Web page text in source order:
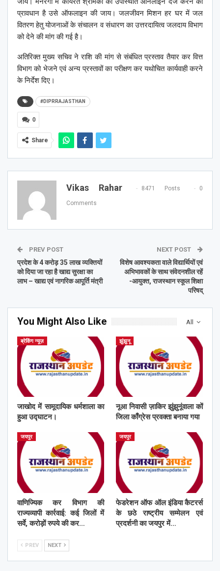
प्रावधान है उसे ऑफलाइन की जाय। जलजीवन मिशन हर घर में जल
वितरण हेतु योजनाओं के संचालन व संधारण का उत्तरदायित्व जलदाय विभाग
को देने की मांग की गई है।
अतिरिक्त मुख्य सचिव ने राशि की मांग से संबंधित प्रस्ताव तैयार कर वित्त
विभाग को भेजने एवं अन्य प्रस्तावों का परीक्षण कर यथोचित कार्यवाही करने
के निर्देश दिए।
#DIPRRAJASTHAN
0
Share
Vikas Rahar 8471 Posts 0
Comments
PREV POST
प्रदेश के 4 करोड़ 35 लाख व्यक्तियों
को दिया जा रहा है खाद्य सुरक्षा का
लाभ – खाद्य एवं नागरिक आपूर्ति मंत्री
NEXT POST
विशेष आवश्यकता वाले विद्यार्थियों एवं
अभिभावकों के साथ संवेदनशील रहें
-आयुक्त, राजस्थान स्कूल शिक्षा
परिषद्
All
You Might Also Like
ब्रेकिंग न्यूज़
जाखोद में सामूदायिक धर्मशाला का
हुआ उद्घाटन।
झुंझुनू
नूआ निवासी ज़ाकिर झुंझुनूंवाला कों
जिला काँग्रेस प्रवक्ता बनाया गया
जयपुर
वाणिज्यिक कर विभाग की
राज्यव्यापी कार्रवाई: कई जिलों में
सर्वे, करोड़ों रुपये की कर…
जयपुर
फेडरेशन ऑफ ऑल इंडिया कैटरर्स
के छठे राष्ट्रीय सम्मेलन एवं
प्रदर्शनी का जयपुर में…
PREV NEXT